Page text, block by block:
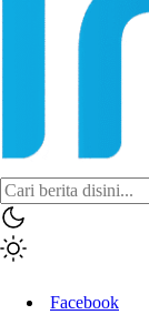
Facebook